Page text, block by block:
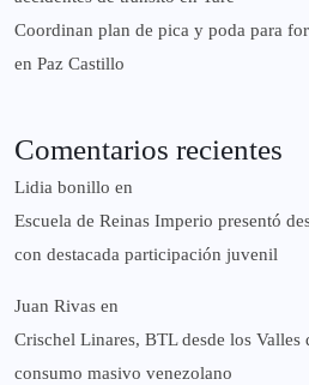
Coordinan plan de pica y poda para
en Paz Castillo
Comentarios recientes
Lidia bonillo en
Escuela de Reinas Imperio presentó
con destacada participación juvenil
Juan Rivas en
Crischel Linares, BTL desde los
consumo masivo venezolano